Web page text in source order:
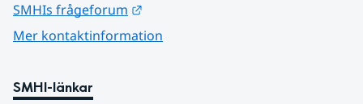
SMHIs frågeforum
Mer kontaktinformation
SMHI-länkar